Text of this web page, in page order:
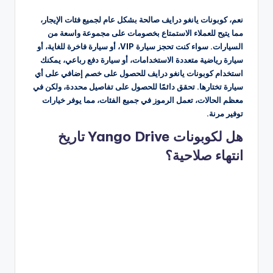
نعم، كوبونات يانغو درايف صالحة بشكل عام لجميع فئات الإيجار،
مما يتيح للعملاء الاستمتاع بخصومات على مجموعة واسعة من
السيارات. سواء كنت تحجز سيارة VIP، أو سيارة فاخرة للغاية، أو
سيارة رياضية متعددة الاستخدامات، أو سيارة دفع رباعي، يمكنك
استخدام كوبونات يانغو درايف للحصول على خصم إضافي على أي
سيارة تختارها. تحقق دائمًا للحصول على تفاصيل محددة، ولكن في
معظم الحالات، تعمل الرموز في جميع الفئات، مما يوفر خيارات
توفير مرنة.
هل لكوبونات Yango Drive تاريخ
انتهاء صلاحية؟